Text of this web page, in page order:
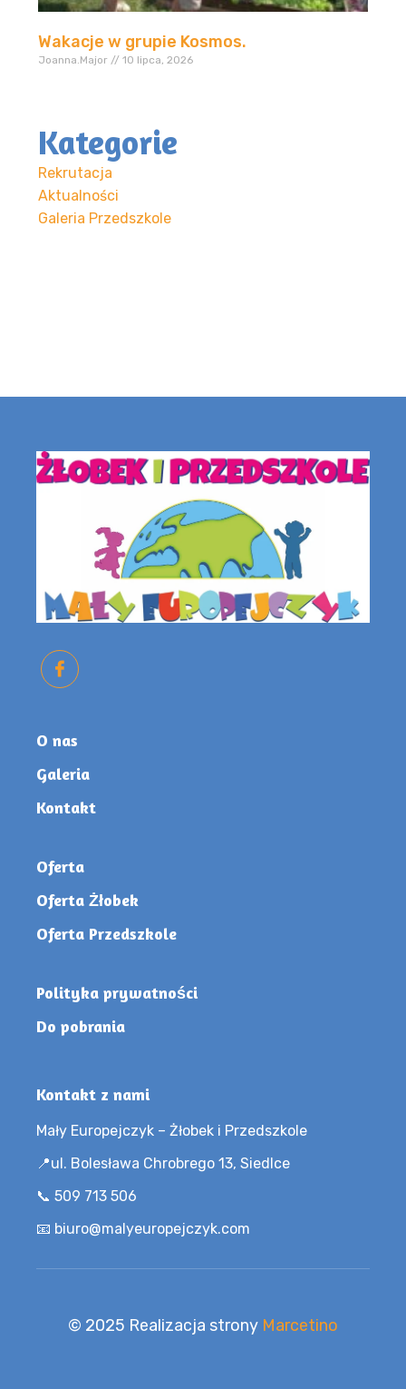
Wakacje w grupie Kosmos.
Joanna.Major 10 lipca, 2026
Kategorie
Rekrutacja
Aktualności
Galeria Przedszkole
O nas
Galeria
Kontakt
Oferta
Oferta Żłobek
Oferta Przedszkole
Polityka prywatności
Do pobrania
Kontakt z nami
Mały Europejczyk – Żłobek i Przedszkole
📍ul. Bolesława Chrobrego 13, Siedlce
📞 509 713 506
📧 biuro@malyeuropejczyk.com
© 2025 Realizacja strony Marcetino